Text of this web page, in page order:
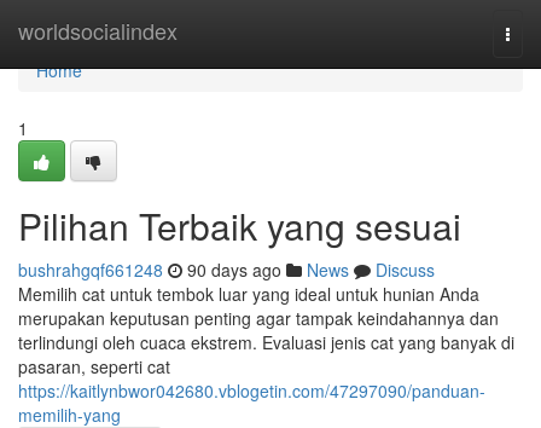
worldsocialindex
Home
Home
1
Pilihan Terbaik yang sesuai
bushrahgqf661248 90 days ago News
Discuss
Memilih cat untuk tembok luar yang ideal untuk hunian Anda
merupakan keputusan penting agar tampak keindahannya dan
terlindungi oleh cuaca ekstrem. Evaluasi jenis cat yang banyak di
pasaran, seperti cat
https://kaitlynbwor042680.vblogetin.com/47297090/panduan-
memilih-yang